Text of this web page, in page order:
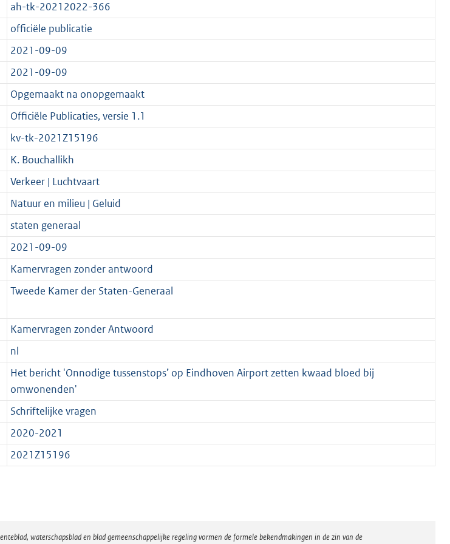
d
s
g
r
o
o
t
t
e
:
2
K
b
n
d
g
o
o
t
e
:
2
K
b
ah-tk-20212022-366
officiële publicatie
2021-09-09
2021-09-09
Opgemaakt na onopgemaakt
Officiële Publicaties, versie 1.1
kv-tk-2021Z15196
K. Bouchallikh
Verkeer | Luchtvaart
Natuur en milieu | Geluid
staten generaal
2021-09-09
Kamervragen zonder antwoord
Tweede Kamer der Staten-Generaal
Kamervragen zonder Antwoord
nl
Het bericht 'Onnodige tussenstops’ op Eindhoven Airport zetten kwaad bloed bij
omwonenden'
Schriftelijke vragen
2020-2021
2021Z15196
waterschapsblad en blad gemeenschappelijke regeling vormen de formele bekendmakingen in de zin van de